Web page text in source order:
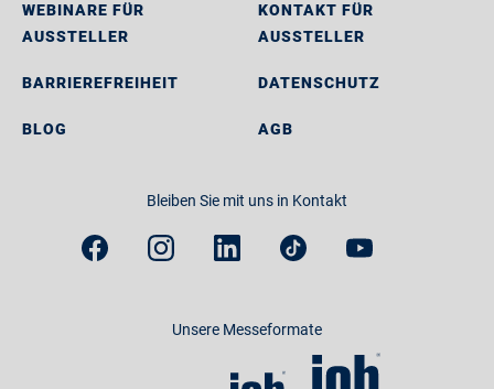
WEBINARE FÜR
AUSSTELLER
BARRIEREFREIHEIT
BLOG
KONTAKT FÜR
AUSSTELLER
DATENSCHUTZ
AGB
Bleiben Sie mit uns in Kontakt
Unsere Messeformate